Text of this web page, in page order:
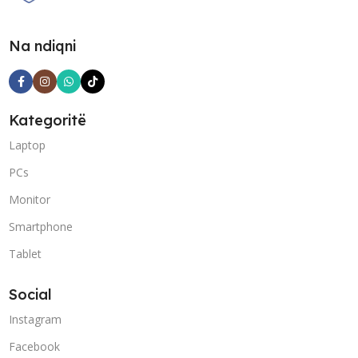
Na ndiqni
Kategoritë
Laptop
PCs
Monitor
Smartphone
Tablet
Social
Instagram
Facebook